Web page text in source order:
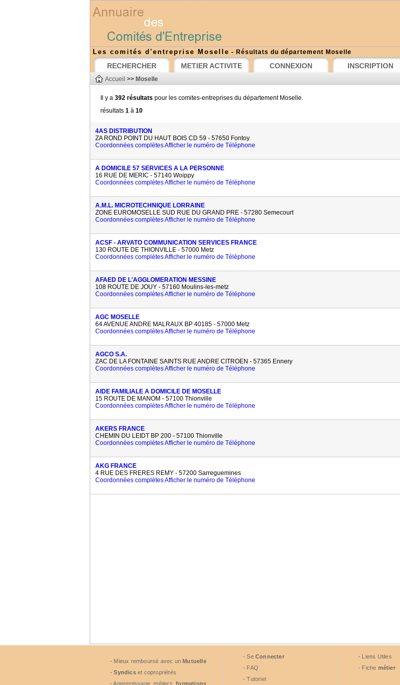
Les comités d'entreprise Moselle - Résultats du département Moselle
RECHERCHER METIER ACTIVITE CONNEXION INSCRIPTION
Accueil >> Moselle
Il y a 392 résultats pour les comites-entreprises du département Moselle.
résultats 1 à 10
4AS DISTRIBUTION
ZA ROND POINT DU HAUT BOIS CD 59 - 57650 Fontoy
Coordonnées complètesAfficher le numéro de Téléphone
A DOMICILE 57 SERVICES A LA PERSONNE
16 RUE DE MERIC - 57140 Woippy
Coordonnées complètesAfficher le numéro de Téléphone
A.M.L. MICROTECHNIQUE LORRAINE
ZONE EUROMOSELLE SUD RUE DU GRAND PRE - 57280 Semecourt
Coordonnées complètesAfficher le numéro de Téléphone
ACSF - ARVATO COMMUNICATION SERVICES FRANCE
130 ROUTE DE THIONVILLE - 57000 Metz
Coordonnées complètesAfficher le numéro de Téléphone
AFAED DE L'AGGLOMERATION MESSINE
108 ROUTE DE JOUY - 57160 Moulins-les-metz
Coordonnées complètesAfficher le numéro de Téléphone
AGC MOSELLE
64 AVENUE ANDRE MALRAUX BP 40185 - 57000 Metz
Coordonnées complètesAfficher le numéro de Téléphone
AGCO S.A.
ZAC DE LA FONTAINE SAINTS RUE ANDRE CITROEN - 57365 Ennery
Coordonnées complètesAfficher le numéro de Téléphone
AIDE FAMILIALE A DOMICILE DE MOSELLE
15 ROUTE DE MANOM - 57100 Thionville
Coordonnées complètesAfficher le numéro de Téléphone
AKERS FRANCE
CHEMIN DU LEIDT BP 200 - 57100 Thionville
Coordonnées complètesAfficher le numéro de Téléphone
AKG FRANCE
4 RUE DES FRERES REMY - 57200 Sarreguemines
Coordonnées complètesAfficher le numéro de Téléphone
- Mieux remboursé avec unMutuelle
-Syndicset copropriétés
- Apprentissage, métiers,formations
- Se Connecter
- FAQ
- Tutoriel
- Liens Utiles
- Fiche métier